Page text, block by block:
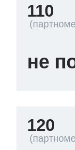
110
не
120